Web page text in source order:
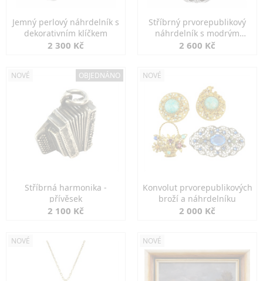
Jemný perlový náhrdelník s
dekorativním klíčkem
2 300 Kč
Stříbrný prvorepublikový
náhrdelník s modrým
spinelem
2 600 Kč
NOVÉ OBJEDNÁNO
Stříbrná harmonika -
přívěsek
2 100 Kč
NOVÉ
Konvolut prvorepublikových
broží a náhrdelníku
2 000 Kč
NOVÉ NOVÉ